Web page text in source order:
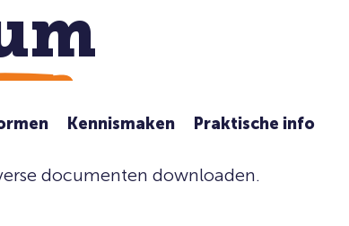
Kennismaken Praktische info
documenten downloaden.